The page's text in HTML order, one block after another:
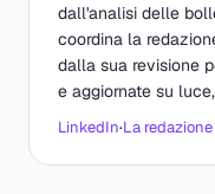
dall'analisi delle
coordina la
dalla sua revisione
e aggiornate su
LinkedIn·La